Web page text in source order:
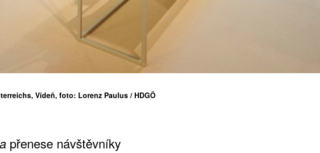
Vídeň, foto: Lorenz Paulus / HDGÖ
přenese návštěvníky